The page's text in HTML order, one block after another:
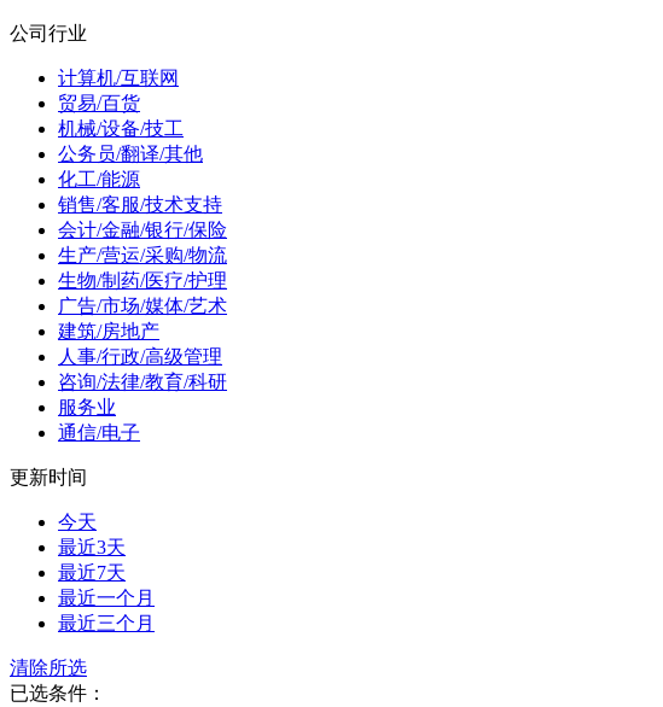
公司行业
计算机/互联网
贸易/百货
机械/设备/技工
公务员/翻译/其他
化工/能源
销售/客服/技术支持
会计/金融/银行/保险
生产/营运/采购/物流
生物/制药/医疗/护理
广告/市场/媒体/艺术
建筑/房地产
人事/行政/高级管理
咨询/法律/教育/科研
服务业
通信/电子
更新时间
今天
最近3天
最近7天
最近一个月
最近三个月
清除所选
已选条件：